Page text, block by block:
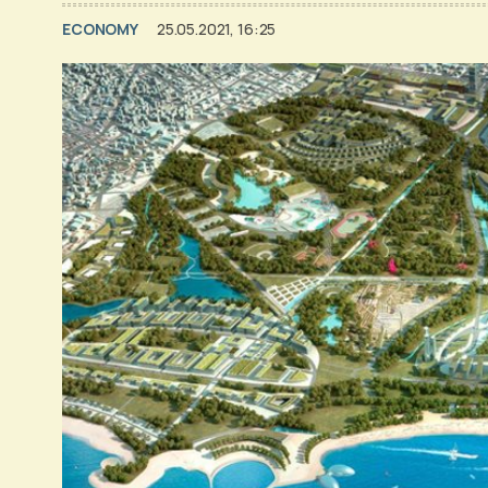
ECONOMY 25.05.2021, 16:25